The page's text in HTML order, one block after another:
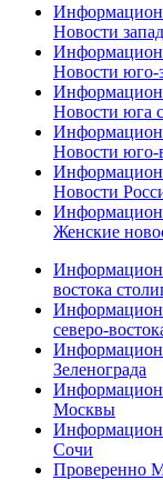
Новости
Новости юго-
Новости юга
Новости юго-
Новости
Женские
востока
северо-
Зеленограда
Москвы
Сочи
Проверенно